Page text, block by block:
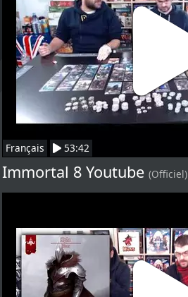
Français 53:42
Immortal 8 Youtube (Officiel)